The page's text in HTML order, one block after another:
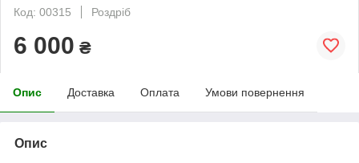
Код: 00315
Роздріб
6 000 ₴
Опис Доставка Оплата Умови повернення
Опис